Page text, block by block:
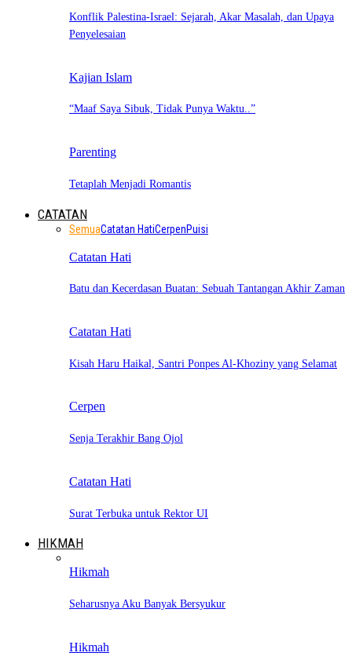
Konflik Palestina-Israel: Sejarah, Akar Masalah, dan Upaya
Penyelesaian
Kajian Islam
“Maaf Saya Sibuk, Tidak Punya Waktu..”
Parenting
Tetaplah Menjadi Romantis
CATATAN
SemuaCatatan HatiCerpenPuisi
Catatan Hati
Batu dan Kecerdasan Buatan: Sebuah Tantangan Akhir Zaman
Catatan Hati
Kisah Haru Haikal, Santri Ponpes Al-Khoziny yang Selamat
Cerpen
Senja Terakhir Bang Ojol
Catatan Hati
Surat Terbuka untuk Rektor UI
HIKMAH
Hikmah
Seharusnya Aku Banyak Bersyukur
Hikmah